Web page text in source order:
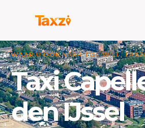
WAAR U OOK NAAR TOE WILT,
Taxi
den IJssel